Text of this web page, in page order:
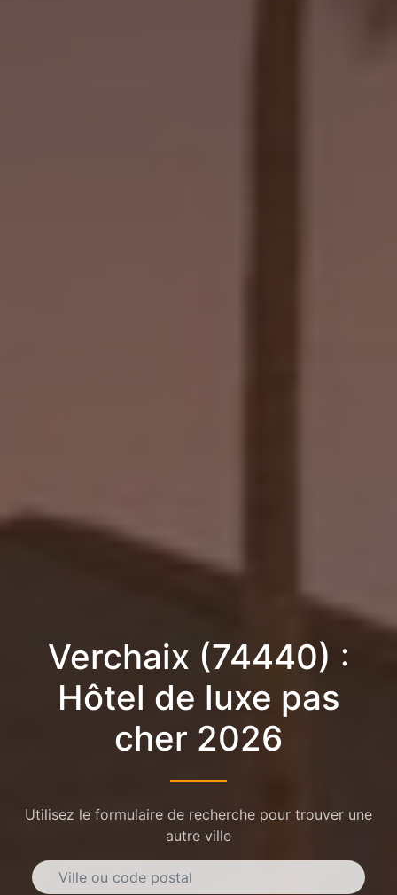
Verchaix (74440) :
Hôtel de luxe pas
cher 2026
Utilisez le formulaire de recherche pour trouver une
autre ville